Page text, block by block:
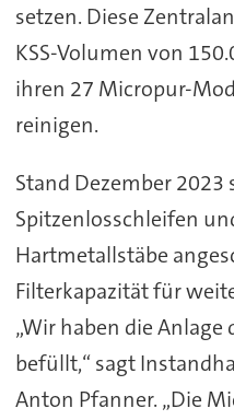
setzen. Diese
KSS-Volumen von
ihren 27 Micropur-
reinigen.
Stand Dezember
Spitzenlosschleifen
Hartmetallstäbe
Filterkapazität für
„Wir haben die
befüllt,“ sagt
Anton Pfanner. „Die